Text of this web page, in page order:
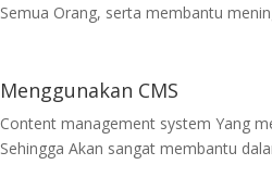
Semua Orang, serta membantu
Menggunakan CMS
Content management system Yang
Sehingga Akan sangat membantu